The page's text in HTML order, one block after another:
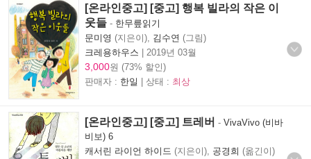
[온라인중고] [중고] 행복 빌라의 작은 이
웃들 - 한무릎읽기
문미영 (지은이), 김수연 (그림)
크레용하우스 | 2019년 03월
3,000원 (73% 할인)
판매자 : 한일 | 상태 : 최상
[온라인중고] [중고] 트레버 - VivaVivo (비바
비보) 6
캐서린 라이언 하이드 (지은이), 공경희 (옮긴이)